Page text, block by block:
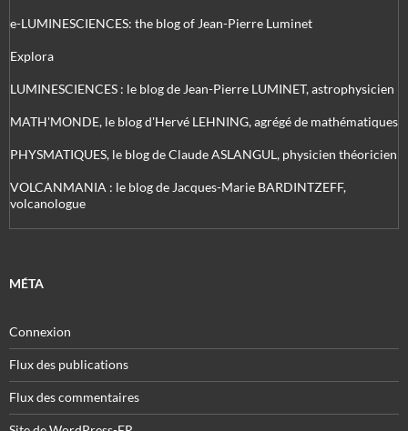
e-LUMINESCIENCES: the blog of Jean-Pierre Luminet
Explora
LUMINESCIENCES : le blog de Jean-Pierre LUMINET, astrophysicien
MATH'MONDE, le blog d'Hervé LEHNING, agrégé de mathématiques
PHYSMATIQUES, le blog de Claude ASLANGUL, physicien théoricien
VOLCANMANIA : le blog de Jacques-Marie BARDINTZEFF,
volcanologue
MÉTA
Connexion
Flux des publications
Flux des commentaires